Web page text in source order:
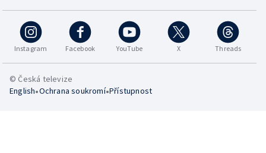
Instagram Facebook YouTube X Threads
© Česká televize
English•Ochrana soukromí•Přístupnost